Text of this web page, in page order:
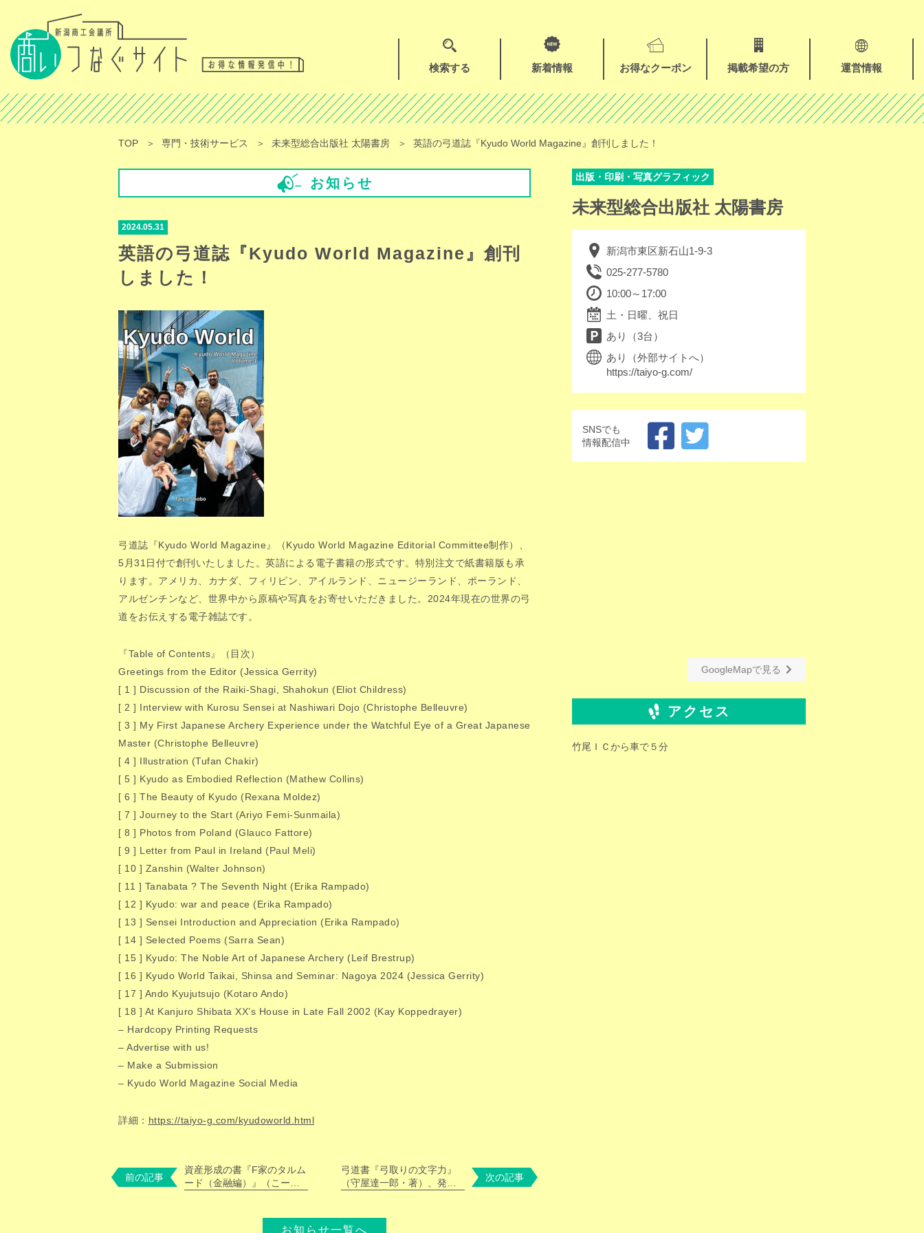
検索する
飲食（食べる）
新着情報 お得なクーポン 掲載希望の方 運営情報
TOP 専門・技術サービス 未来型総合出版社 太陽書房 英語の弓道誌『Kyudo World Magazine』創刊しました！
お知らせ
2024.05.31
英語の弓道誌『Kyudo World Magazine』創刊
しました！
弓道誌『Kyudo World Magazine』（Kyudo World Magazine Editorial Committee制作）、
5月31日付で創刊いたしました。英語による電子書籍の形式です。特別注文で紙書籍版も承
ります。アメリカ、カナダ、フィリピン、アイルランド、ニュージーランド、ポーランド、
アルゼンチンなど、世界中から原稿や写真をお寄せいただきました。2024年現在の世界の弓
道をお伝えする電子雑誌です。
『Table of Contents』（目次）
Greetings from the Editor (Jessica Gerrity)
[ 1 ] Discussion of the Raiki-Shagi, Shahokun (Eliot Childress)
[ 2 ] Interview with Kurosu Sensei at Nashiwari Dojo (Christophe Belleuvre)
[ 3 ] My First Japanese Archery Experience under the Watchful Eye of a Great Japanese
Master (Christophe Belleuvre)
[ 4 ] Illustration (Tufan Chakir)
[ 5 ] Kyudo as Embodied Reflection (Mathew Collins)
[ 6 ] The Beauty of Kyudo (Rexana Moldez)
[ 7 ] Journey to the Start (Ariyo Femi-Sunmaila)
[ 8 ] Photos from Poland (Glauco Fattore)
[ 9 ] Letter from Paul in Ireland (Paul Meli)
[ 10 ] Zanshin (Walter Johnson)
[ 11 ] Tanabata ? The Seventh Night (Erika Rampado)
[ 12 ] Kyudo: war and peace (Erika Rampado)
[ 13 ] Sensei Introduction and Appreciation (Erika Rampado)
[ 14 ] Selected Poems (Sarra Sean)
[ 15 ] Kyudo: The Noble Art of Japanese Archery (Leif Brestrup)
[ 16 ] Kyudo World Taikai, Shinsa and Seminar: Nagoya 2024 (Jessica Gerrity)
[ 17 ] Ando Kyujutsujo (Kotaro Ando)
[ 18 ] At Kanjuro Shibata XX’s House in Late Fall 2002 (Kay Koppedrayer)
– Hardcopy Printing Requests
– Advertise with us!
– Make a Submission
– Kyudo World Magazine Social Media
詳細： https://taiyo-g.com/kyudoworld.html
前の記事
資産形成の書『F家のタルム
ード（金融編）』（こーた
弓道書『弓取りの文字力』
（守屋達一郎・著）、発行
次の記事
お知らせ一覧へ
出版・印刷・写真グラフィック
未来型総合出版社 太陽書房
新潟市東区新石山1-9-3
025-277-5780
10:00～17:00
土・日曜、祝日
あり（3台）
あり（外部サイトへ）
https://taiyo-g.com/
SNSでも
情報配信中
GoogleMapで見る
アクセス
竹尾ＩＣから車で５分